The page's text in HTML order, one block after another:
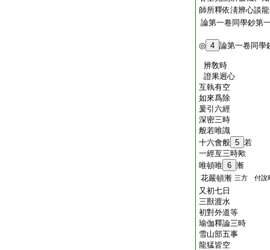
師所釋依淸辨心談
論第一卷同學鈔第
◎ 4 論第一卷同學
辨敎時
證果迥心
互執有空
如來爲除
爰引六經
深密三時
般若唯識
十六會般 5 若
一經亙三時歟
唯頓唯 6 漸
花嚴頓漸 三方 付說
又初七日
三獸渡水
初對外道等
瑜伽釋論三時
雪山部五事
龍猛皆空